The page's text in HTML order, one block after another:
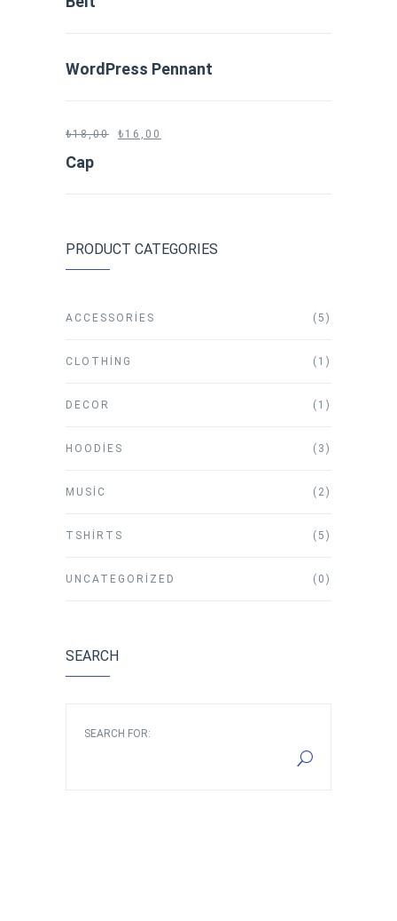
WordPress Pennant
₺18,00 ₺ 16,00
Cap
PRODUCT CATEGORIES
ACCESSORIES (5)
CLOTHING (1)
DECOR (1)
HOODIES (3)
MUSIC (2)
TSHIRTS (5)
UNCATEGORIZED (0)
SEARCH
SEARCH FOR: